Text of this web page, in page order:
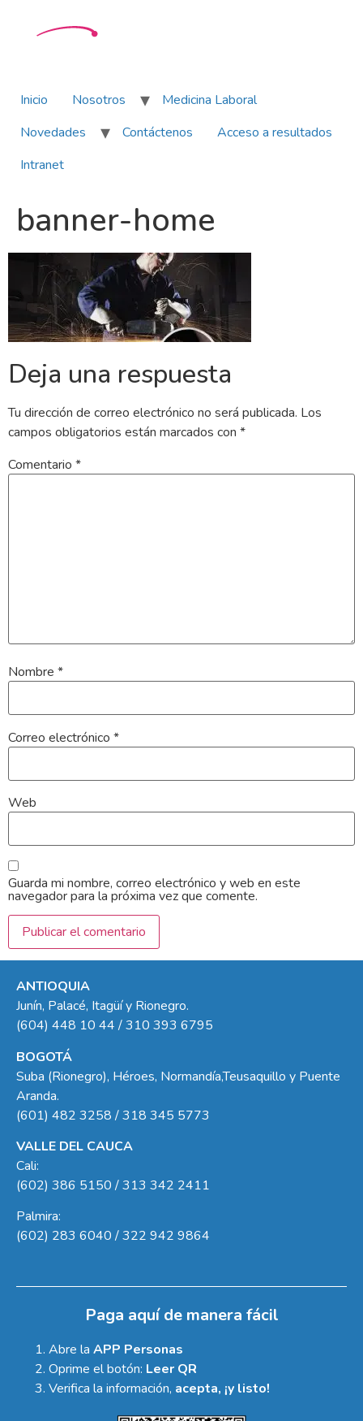
Inicio Nosotros
Medicina Laboral
Novedades
Contáctenos
Acceso a resultados
Intranet
banner-home
Deja una respuesta
Tu dirección de correo electrónico no será publicada. Los
campos obligatorios están marcados con *
Comentario *
Nombre *
Correo electrónico *
Web
Guarda mi nombre, correo electrónico y web en este
navegador para la próxima vez que comente.
ANTIOQUIA
Junín, Palacé, Itagüí y Rionegro.
(604) 448 10 44 / 310 393 6795
BOGOTÁ
Suba (Rionegro), Héroes, Normandía,Teusaquillo y Puente
Aranda.
(601) 482 3258 / 318 345 5773
VALLE DEL CAUCA
Cali:
(602) 386 5150 / 313 342 2411
Palmira:
(602) 283 6040 / 322 942 9864
Paga aquí de manera fácil
Abre la APP Personas
Oprime el botón: Leer QR
Verifica la información, acepta, ¡y listo!